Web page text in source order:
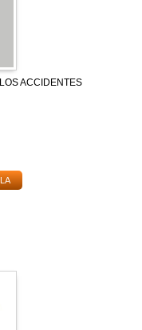
ACCIDENTES